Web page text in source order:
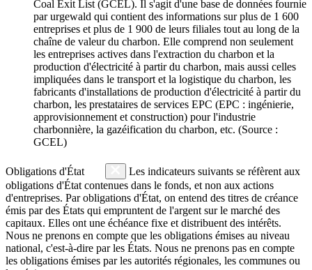
Coal Exit List (GCEL). Il s'agit d'une base de données fournie
par urgewald qui contient des informations sur plus de 1 600
entreprises et plus de 1 900 de leurs filiales tout au long de la
chaîne de valeur du charbon. Elle comprend non seulement
les entreprises actives dans l'extraction du charbon et la
production d'électricité à partir du charbon, mais aussi celles
impliquées dans le transport et la logistique du charbon, les
fabricants d'installations de production d'électricité à partir du
charbon, les prestataires de services EPC (EPC : ingénierie,
approvisionnement et construction) pour l'industrie
charbonnière, la gazéification du charbon, etc. (Source :
GCEL)
Obligations d'État
Les indicateurs suivants se réfèrent aux
obligations d'État contenues dans le fonds, et non aux actions
d'entreprises. Par obligations d'État, on entend des titres de créance
émis par des États qui empruntent de l'argent sur le marché des
capitaux. Elles ont une échéance fixe et distribuent des intérêts.
Nous ne prenons en compte que les obligations émises au niveau
national, c'est-à-dire par les États. Nous ne prenons pas en compte
les obligations émises par les autorités régionales, les communes ou